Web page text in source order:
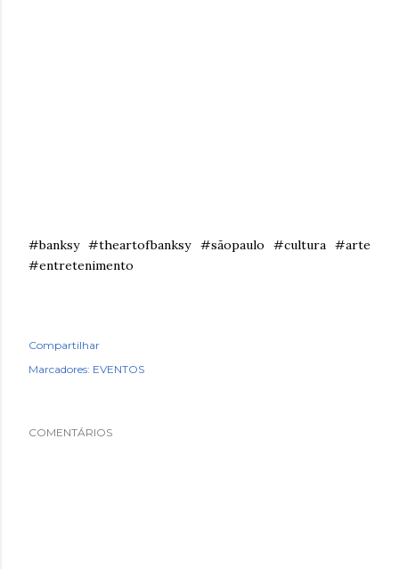
#banksy #theartofbanksy #sãopaulo #cultura #arte
#entretenimento
Compartilhar
Marcadores: EVENTOS
COMENTÁRIOS